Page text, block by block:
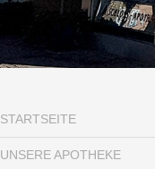
STARTSEITE
UNSERE APOTHEKE